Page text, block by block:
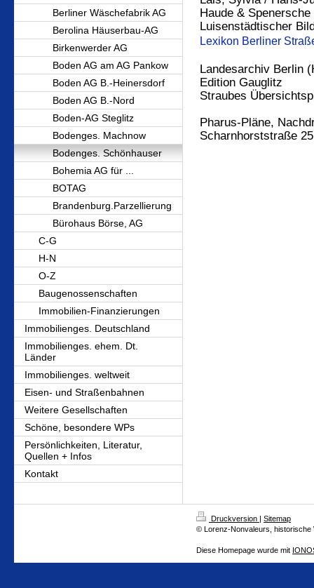
Berliner Wäschefabrik AG
Berolina Häuserbau-AG
Birkenwerder AG
Boden AG am AG Pankow
Boden AG B.-Heinersdorf
Boden AG B.-Nord
Boden-AG Steglitz
Bodenges. Machnow
Bodenges. Schönhauser
Bohemia AG für ...
BOTAG
Brandenburg.Parzellierung
Bürohaus Börse, AG
C-G
H-N
O-Z
Baugenossenschaften
Immobilien-Finanzierungen
Immobilienges. Deutschland
Immobilienges. ehem. Dt.
Länder
Immobilienges. weltweit
Eisen- und Straßenbahnen
Weitere Gesellschaften
Schöne, besondere WPs
Persönlichkeiten, Literatur,
Quellen + Infos
Kontakt
Haude &
Luisenstädtischer
Lexikon Berliner
Landesarchiv Berlin
Edition Gauglitz
Straubes
Pharus-Pläne,
Scharnhorststraße
Druckversion | Sitemap
© Lorenz-Nonvaleurs, historische
Diese Homepage wurde mit